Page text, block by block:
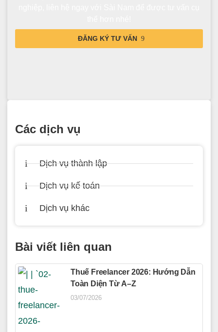
ĐĂNG KÝ TƯ VẤN
Các dịch vụ
Dịch vụ thành lập
Dịch vụ kế toán
Dịch vụ khác
Bài viết liên quan
Thuế Freelancer 2026: Hướng Dẫn
Toàn Diện Từ A–Z
03/07/2026